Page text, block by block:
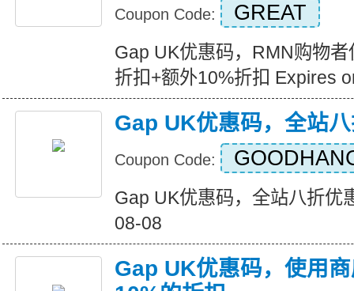
Coupon Code: GREAT
Gap UK优惠码，RMN购物
折扣+额外10%折扣 Expires
Gap UK优惠码，全站
Coupon Code:
Gap UK优惠码，全站八折优
08-08
Gap UK优惠码，使用